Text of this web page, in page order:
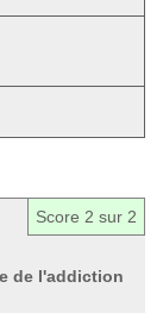
Score 2 sur 2
de l'addiction